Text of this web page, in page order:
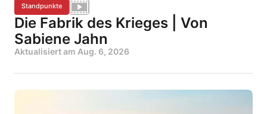
Standpunkte
Die Fabrik des Krieges | Von
Sabiene Jahn
Aktualisiert am Aug. 6, 2026